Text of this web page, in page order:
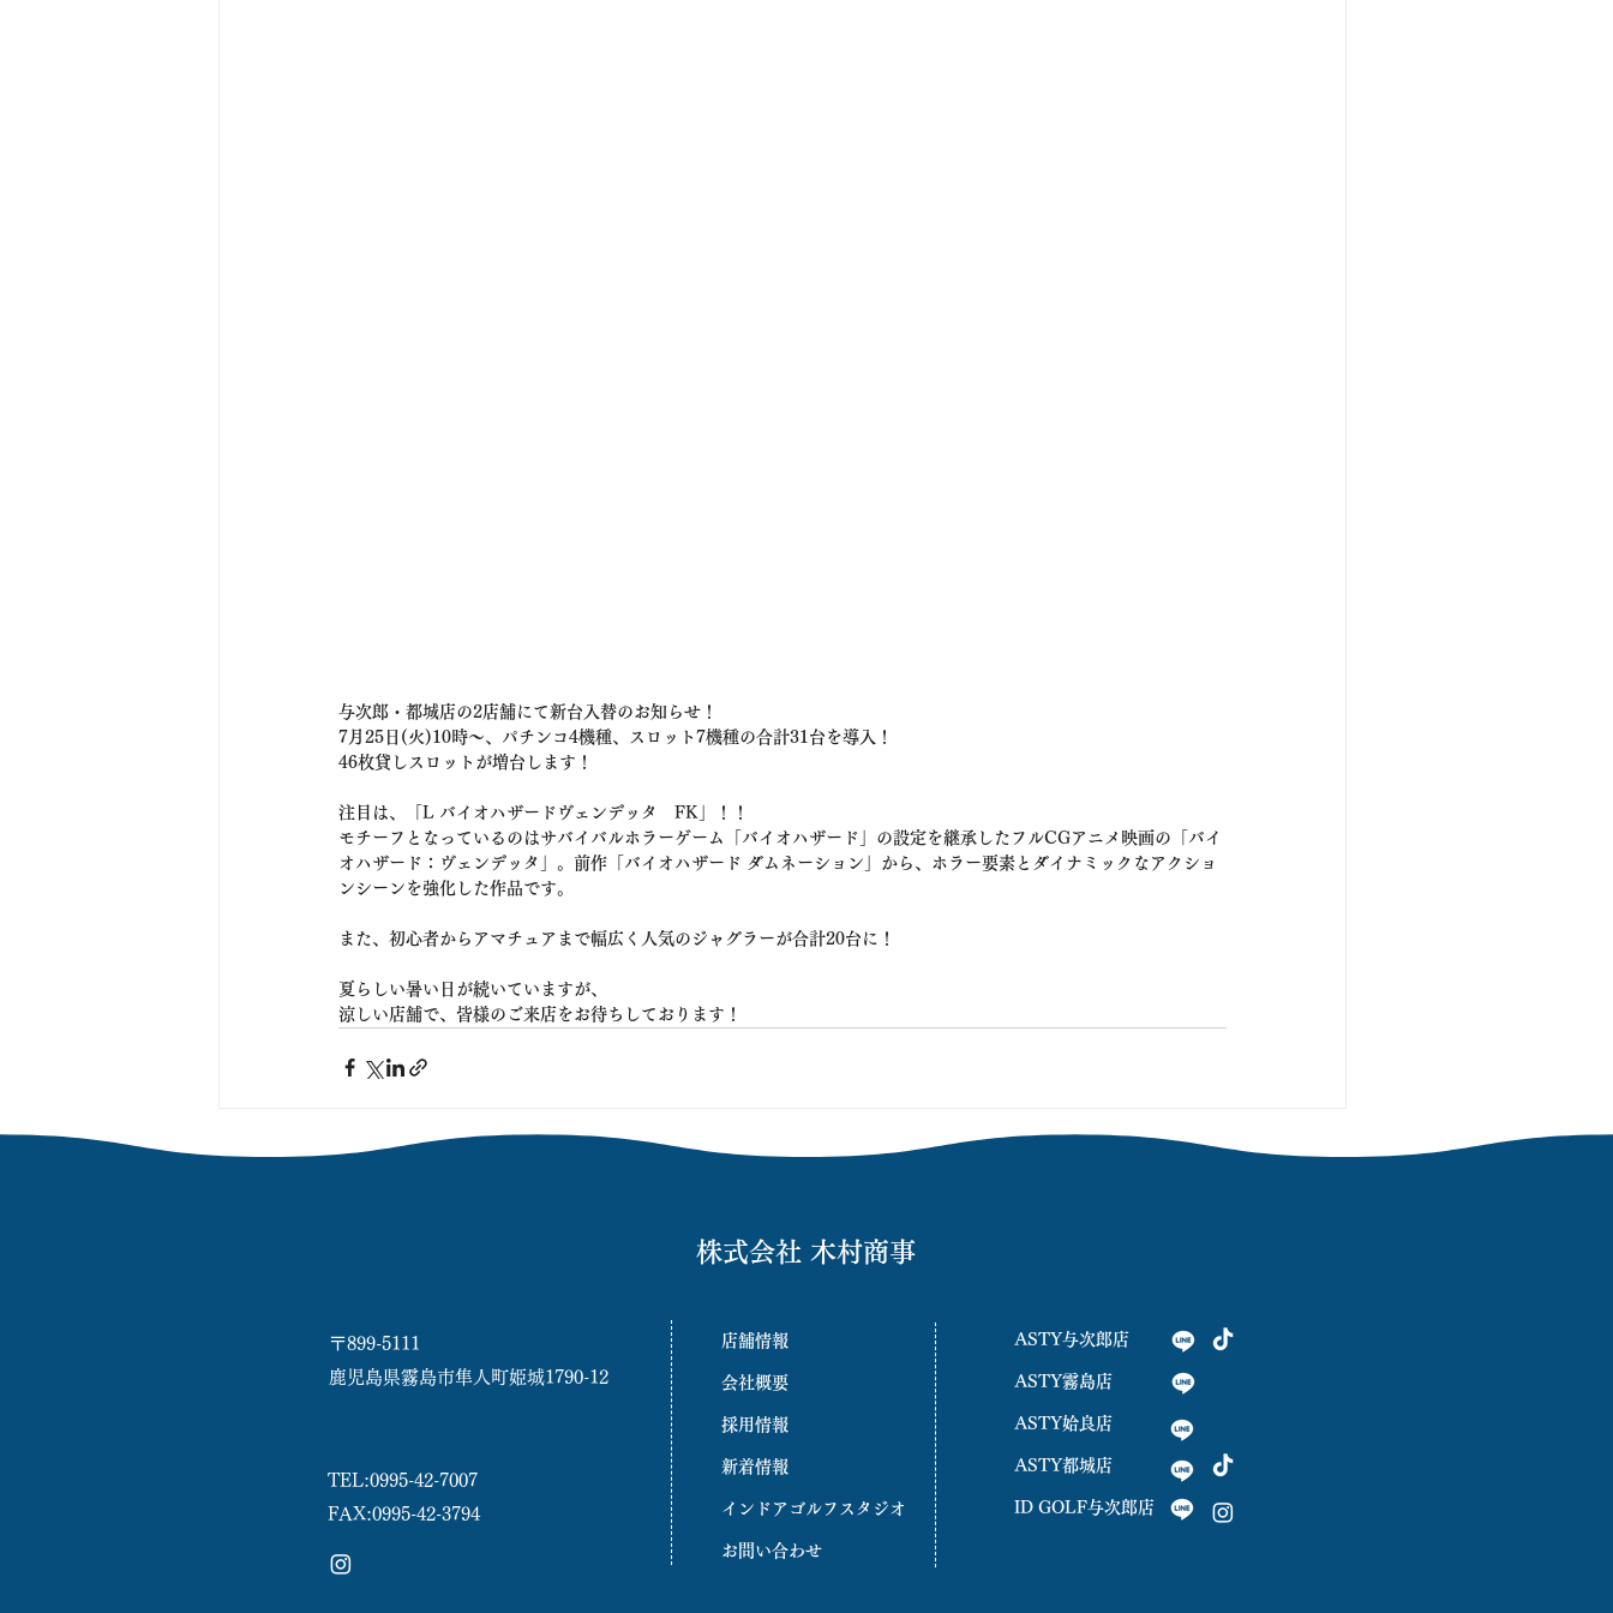
与次郎・都城店の2店舗にて新台入替のお知らせ！
7月25日(火)10時〜、パチンコ4機種、スロット7機種の合計31台を導入！
46枚貸しスロットが増台します！
注目は、「L バイオハザードヴェンデッタ　FK」！！
モチーフとなっているのはサバイバルホラーゲーム「バイオハザード」の設定を継承したフルCGアニメ映画の「バイ
オハザード：ヴェンデッタ」。前作「バイオハザード ダムネーション」から、ホラー要素とダイナミックなアクショ
ンシーンを強化した作品です。
また、初心者からアマチュアまで幅広く人気のジャグラーが合計20台に！
夏らしい暑い日が続いていますが、
涼しい店舗で、皆様のご来店をお待ちしております！
株式会社 木村商事
〒899-5111
鹿児島県霧島市隼人町姫城1790-12
TEL:0995-42-7007
FAX:0995-42-3794
店舗情報
会社概要
採用情報
新着情報
インドアゴルフスタジオ
お問い合わせ
ASTY与次郎店
ASTY霧島店
ASTY姶良店
ASTY都城店
ID GOLF与次郎店